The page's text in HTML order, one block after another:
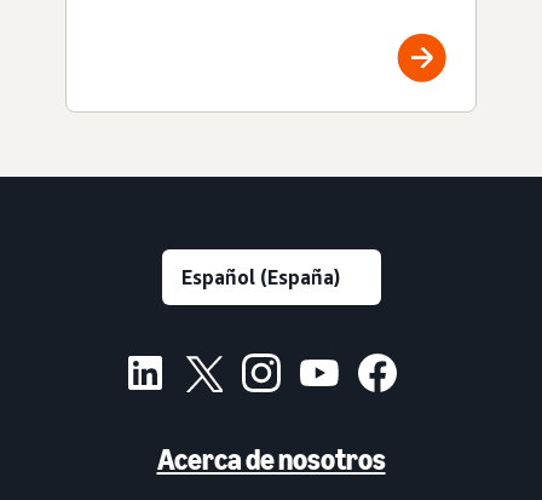
Acerca de nosotros